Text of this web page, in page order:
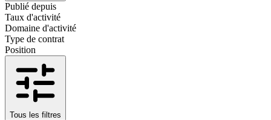
Publié depuis
Taux d'activité
Domaine d'activité
Type de contrat
Position
Tous les filtres